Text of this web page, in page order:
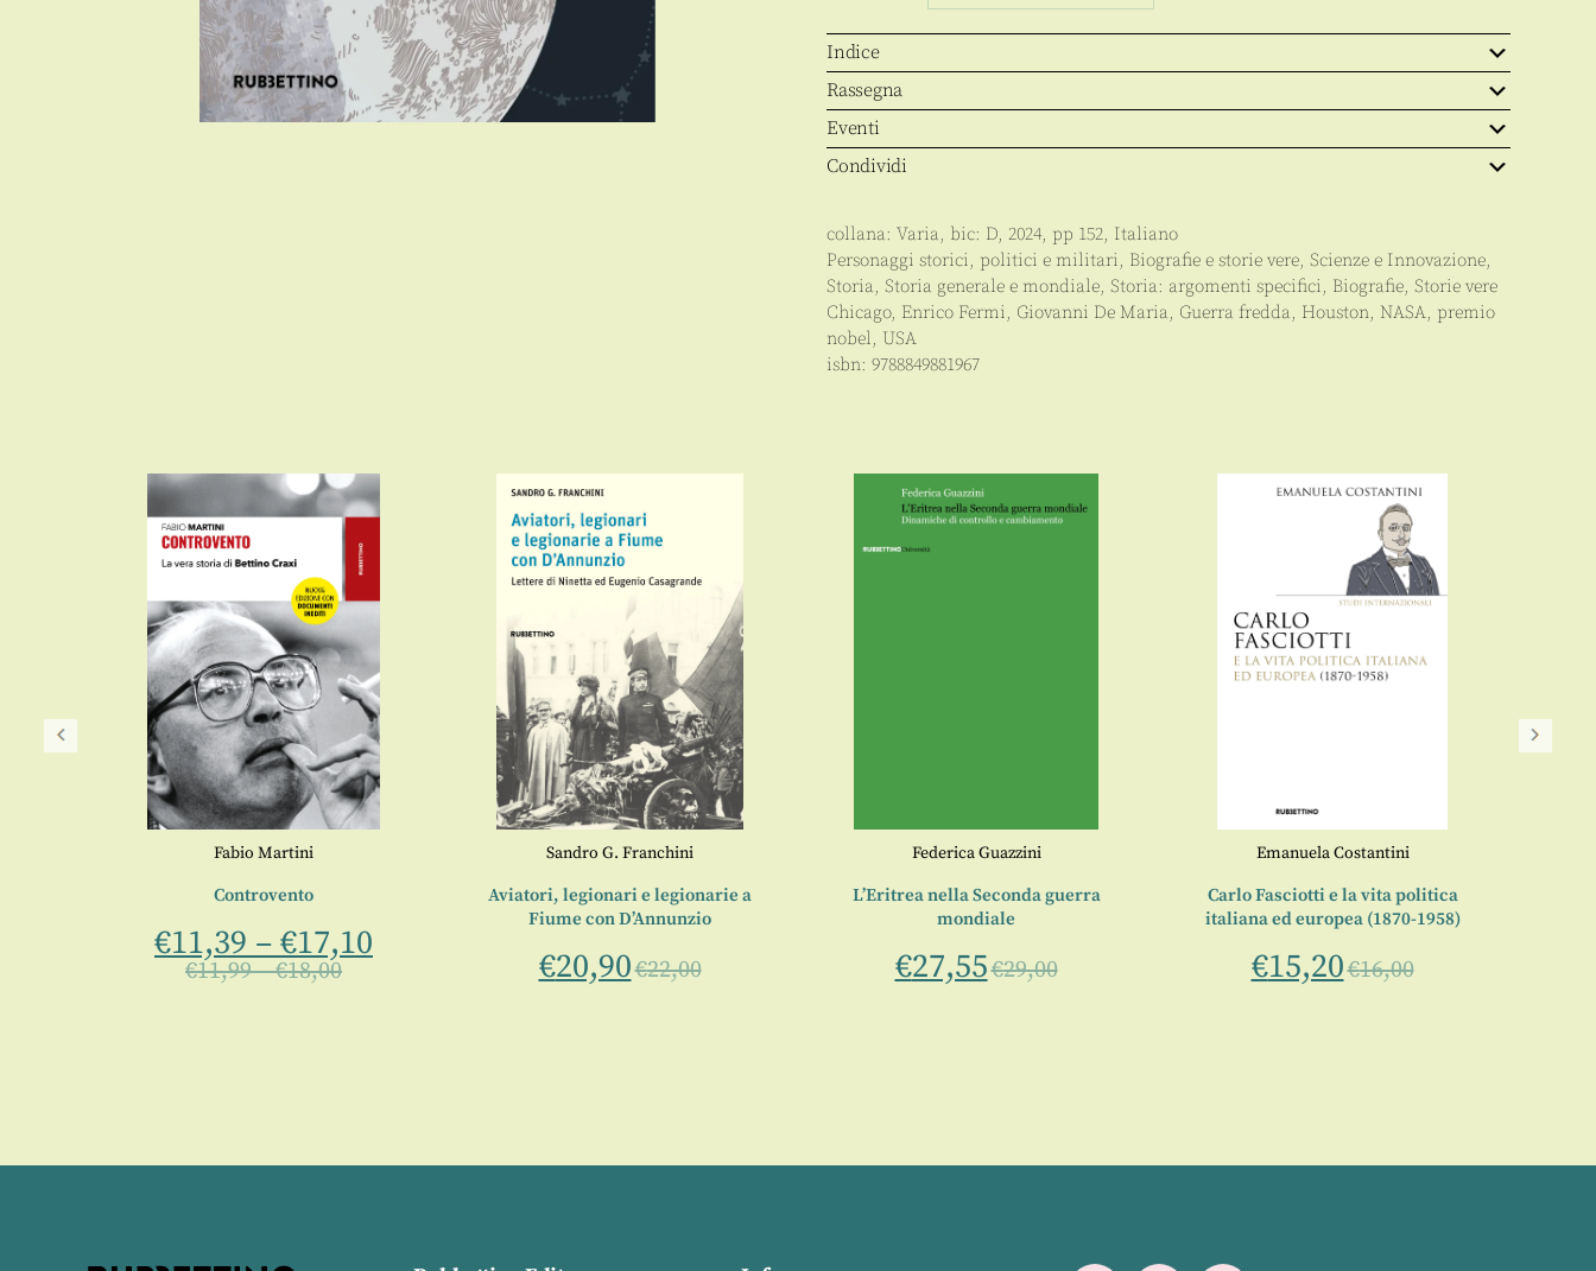
Indice
Rassegna
Eventi
Condividi
collana: Varia, bic: D, 2024, pp 152, Italiano
Personaggi storici, politici e militari, Biografie e storie vere, Scienze e Innovazione,
Storia, Storia generale e mondiale, Storia: argomenti specifici, Biografie, Storie vere
Chicago, Enrico Fermi, Giovanni De Maria, Guerra fredda, Houston, NASA, premio
nobel, USA
isbn: 9788849881967
Fabio Martini
Controvento
€11,39 – €17,10
€11,99–€18,00
Sandro G. Franchini
Aviatori, legionari e legionarie a
Fiume con D’Annunzio
€20,90€22,00
Federica Guazzini
L’Eritrea nella Seconda guerra
mondiale
€27,55€29,00
Emanuela Costantini
Carlo Fasciotti e la vita politica
italiana ed europea (1870-1958)
€15,20€16,00